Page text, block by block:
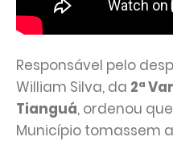
Responsável pelo
William Silva, da 2ª
Tianguá, ordenou
Município tomassem